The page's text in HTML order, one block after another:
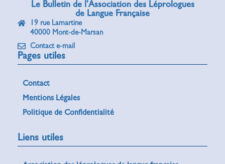
Le Bulletin de l’Association des Léprologues
de Langue Française
19 rue Lamartine
40000 Mont-de-Marsan
Contact e-mail
Pages utiles
Contact
Mentions Légales
Politique de Confidentialité
Liens utiles